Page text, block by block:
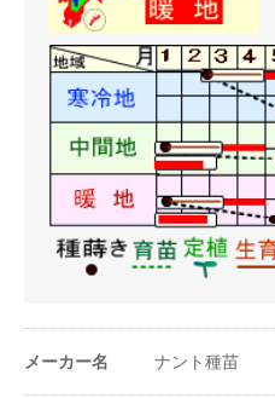
1a当たり株数 550〜850株
1m²当たり株数 5.5〜8.5株
1a当たり播種量 40〜60ml
1m²当たり播種量 0.4〜0.6ml
1a当たり播種量
1m²当たり播種量
（粒数）
14〜30粒
メーカー名 ナント種苗